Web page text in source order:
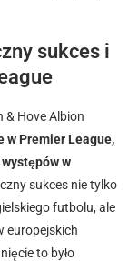
sukces i
& Hove Albion
w Premier League,
w
sukces nie tylko
futbolu, ale
europejskich
to było